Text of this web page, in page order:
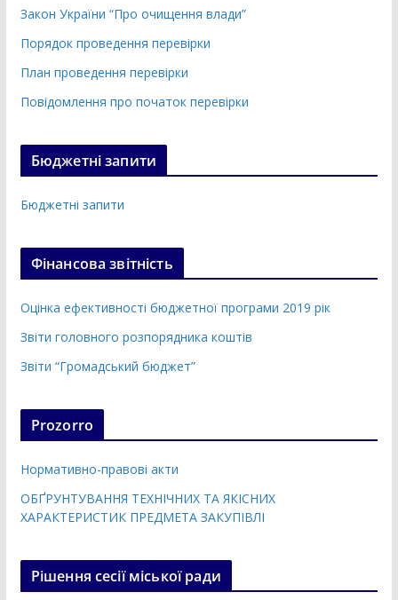
Закон України “Про очищення влади”
Порядок проведення перевірки
План проведення перевірки
Повідомлення про початок перевірки
Бюджетні запити
Бюджетні запити
Фінансова звітність
Оцінка ефективності бюджетної програми 2019 рік
Звіти головного розпорядника коштів
Звіти “Громадський бюджет”
Prozorro
Нормативно-правові акти
ОБҐРУНТУВАННЯ ТЕХНІЧНИХ ТА ЯКІСНИХ
ХАРАКТЕРИСТИК ПРЕДМЕТА ЗАКУПІВЛІ
Рішення сесії міської ради